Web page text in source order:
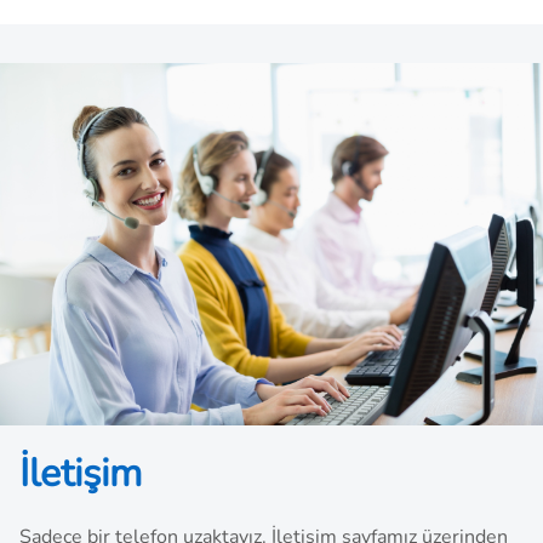
doğru orantılı şekilde ticaret gelişmektedir. Bu da dış
ticaret faaliyetlerine odaklanan işletme sayısının artış
göstermesi anlamına gelmektedir. Hizmetlerin
profesyonel olması da öne çıkan ihtiyaçlardan biridir.
Tam da bu noktadakonteyner taşımacılığı nedir
şeklinde sorular sorulmaya devam etmektedir.
İletişim
Sadece bir telefon uzaktayız. İletişim sayfamız üzerinden